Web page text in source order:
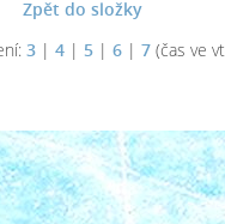
Zpět do složky
3| 4| 5| 6| 7(čas ve